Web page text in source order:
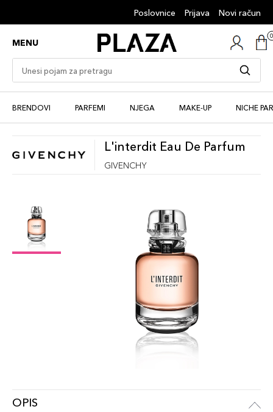
Poslovnice Prijava Novi račun
MENU
BRENDOVI PARFEMI NJEGA MAKE-UP NICHE
L'interdit Eau De Parfum
GIVENCHY
OPIS